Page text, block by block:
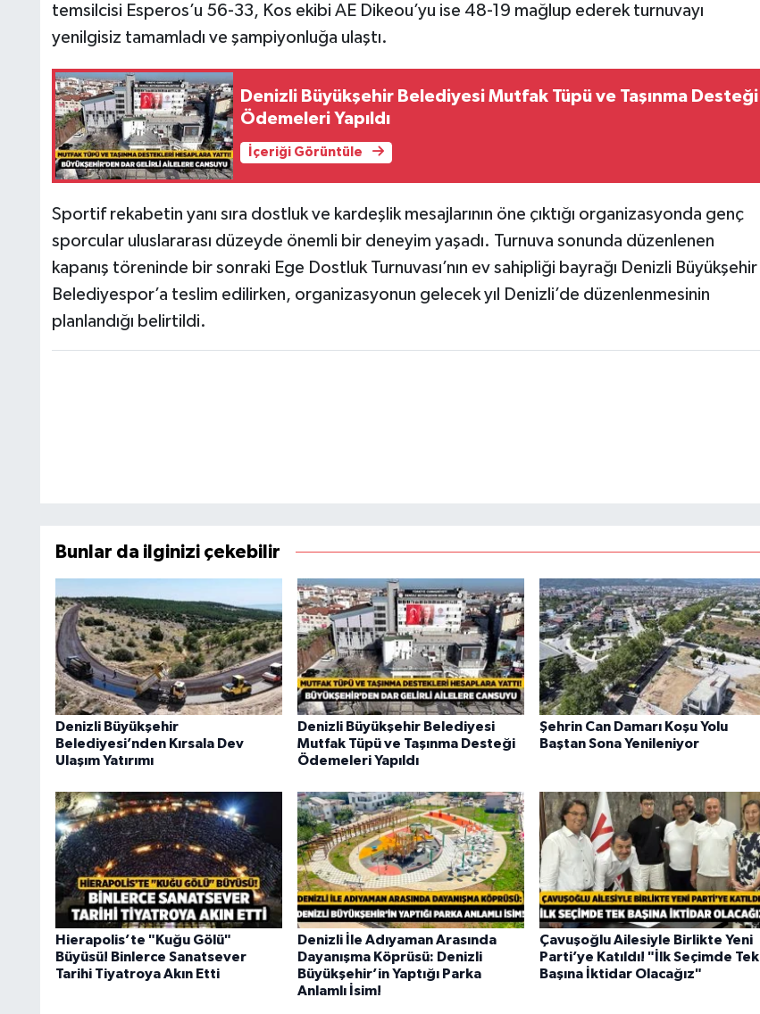
temsilcisi Esperos’u 56-33, Kos ekibi AE Dikeou’yu ise 48-19 mağlup ederek turnuvayı
yenilgisiz tamamladı ve şampiyonluğa ulaştı.
Denizli Büyükşehir Belediyesi Mutfak Tüpü ve Taşınma Desteği
Ödemeleri Yapıldı
İçeriği Görüntüle
Sportif rekabetin yanı sıra dostluk ve kardeşlik mesajlarının öne çıktığı organizasyonda genç
sporcular uluslararası düzeyde önemli bir deneyim yaşadı. Turnuva sonunda düzenlenen
kapanış töreninde bir sonraki Ege Dostluk Turnuvası’nın ev sahipliği bayrağı Denizli Büyükşehir
Belediyespor’a teslim edilirken, organizasyonun gelecek yıl Denizli’de düzenlenmesinin
planlandığı belirtildi.
Bunlar da ilginizi çekebilir
Denizli Büyükşehir
Belediyesi’nden Kırsala Dev
Ulaşım Yatırımı
Denizli Büyükşehir Belediyesi
Mutfak Tüpü ve Taşınma Desteği
Ödemeleri Yapıldı
Şehrin Can Damarı Koşu Yolu
Baştan Sona Yenileniyor
Hierapolis’te "Kuğu Gölü"
Büyüsü! Binlerce Sanatsever
Tarihi Tiyatroya Akın Etti
Denizli İle Adıyaman Arasında
Dayanışma Köprüsü: Denizli
Büyükşehir’in Yaptığı Parka
Anlamlı İsim!
Çavuşoğlu Ailesiyle Birlikte Yeni
Parti’ye Katıldı! "İlk Seçimde Tek
Başına İktidar Olacağız"